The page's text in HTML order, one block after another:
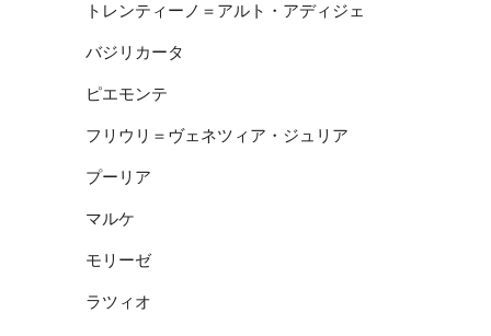
トレンティーノ＝アルト・アディジェ
バジリカータ
ピエモンテ
フリウリ＝ヴェネツィア・ジュリア
プーリア
マルケ
モリーゼ
ラツィオ